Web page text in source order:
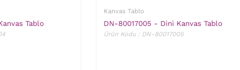
Tablo
Kanvas Tablo
DN-80017005 - Dini Kanvas Tablo
Ürün Kodu : DN-80017005